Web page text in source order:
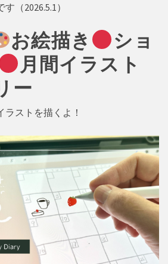
（2026.5.1）
お絵描き
ショ
月間イラスト
ー
ストを描くよ！